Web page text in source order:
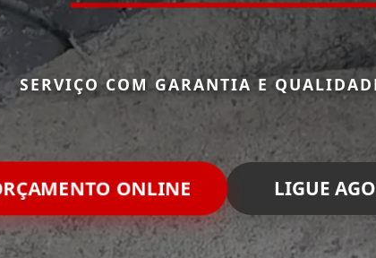
SERVIÇO COM GARANTIA E
ONLINE LIGUE